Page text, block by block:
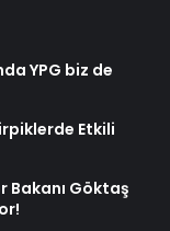
YPG biz de
Etkili
Bakanı Göktaş